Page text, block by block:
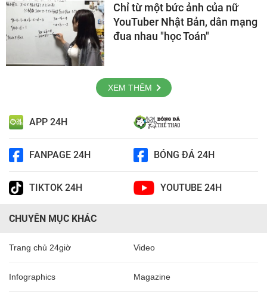
Chỉ từ một bức ảnh của nữ
YouTuber Nhật Bản, dân mạng
đua nhau "học Toán"
XEM THÊM
APP 24H
FANPAGE 24H BÓNG ĐÁ 24H
TIKTOK 24H YOUTUBE 24H
CHUYÊN MỤC KHÁC
Trang chủ 24giờ Video
Infographics Magazine